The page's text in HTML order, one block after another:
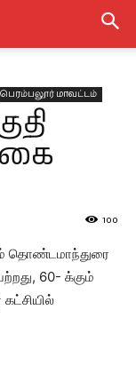
பெரம்பலூர் மாவட்டம்
100
தொண்டமாந்துரை
60- க்கும்